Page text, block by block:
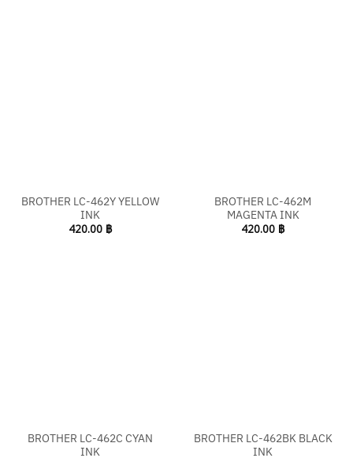
BROTHER LC-462Y YELLOW
INK
420.00 ฿
BROTHER LC-462M
MAGENTA INK
420.00 ฿
BROTHER LC-462C CYAN
INK
BROTHER LC-462BK BLACK
INK